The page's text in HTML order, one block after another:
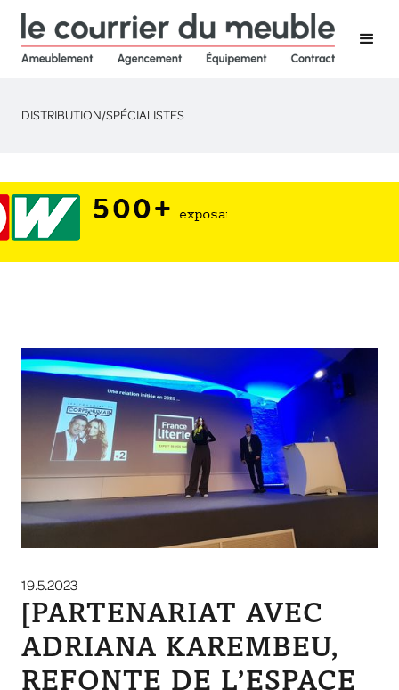
DISTRIBUTION/SPÉCIALISTES
19.5.2023
[PARTENARIAT AVEC
ADRIANA KAREMBEU,
REFONTE DE L’ESPACE